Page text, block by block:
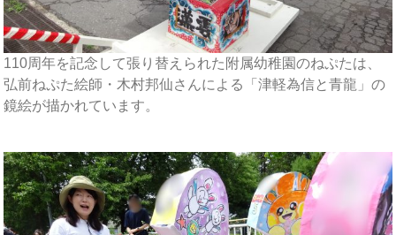
110周年を記念して張り替えられた附属幼稚園のねぷたは、
弘前ねぷた絵師・木村邦仙さんによる「津軽為信と青龍」の
鏡絵が描かれています。